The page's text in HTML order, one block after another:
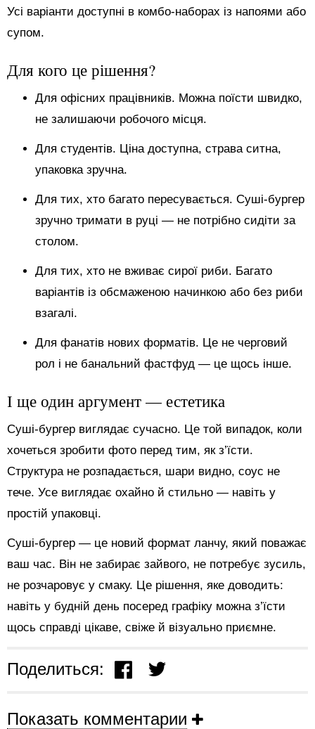
Усі варіанти доступні в комбо-наборах із напоями або
супом.
Для кого це рішення?
Для офісних працівників. Можна поїсти швидко,
не залишаючи робочого місця.
Для студентів. Ціна доступна, страва ситна,
упаковка зручна.
Для тих, хто багато пересувається. Суші-бургер
зручно тримати в руці — не потрібно сидіти за
столом.
Для тих, хто не вживає сирої риби. Багато
варіантів із обсмаженою начинкою або без риби
взагалі.
Для фанатів нових форматів. Це не черговий
рол і не банальний фастфуд — це щось інше.
І ще один аргумент — естетика
Суші-бургер виглядає сучасно. Це той випадок, коли
хочеться зробити фото перед тим, як з’їсти.
Структура не розпадається, шари видно, соус не
тече. Усе виглядає охайно й стильно — навіть у
простій упаковці.
Суші-бургер — це новий формат ланчу, який поважає
ваш час. Він не забирає зайвого, не потребує зусиль,
не розчаровує у смаку. Це рішення, яке доводить:
навіть у будній день посеред графіку можна з’їсти
щось справді цікаве, свіже й візуально приємне.
Поделиться:
Показать комментарии